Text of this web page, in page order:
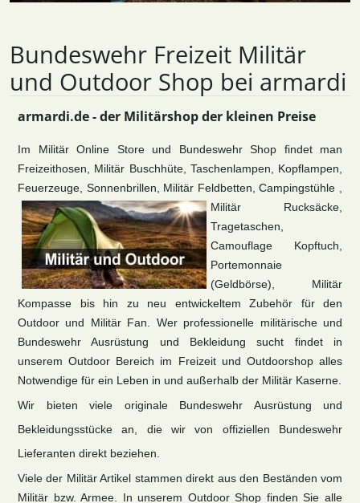
Bundeswehr Freizeit Militär
und Outdoor Shop bei armardi
armardi.de - der Militärshop der kleinen Preise
Im Militär Online Store und Bundeswehr Shop findet man
Freizeithosen, Militär Buschhüte, Taschenlampen, Kopflampen,
Feuerzeuge, Sonnenbrillen, Militär Feldbetten, Campingstühle ,
Militär Rucksäcke,
Tragetaschen,
Camouflage Kopftuch,
Portemonnaie
(Geldbörse), Militär
Kompasse bis hin zu neu entwickeltem Zubehör für den
Outdoor und Militär Fan. Wer professionelle militärische und
Bundeswehr Ausrüstung und Bekleidung sucht findet in
unserem Outdoor Bereich im Freizeit und Outdoorshop alles
Notwendige für ein Leben in und außerhalb der Militär Kaserne.
Wir bieten viele originale Bundeswehr Ausrüstung und
Bekleidungsstücke an, die wir von offiziellen Bundeswehr
Lieferanten direkt beziehen.
Viele der Militär Artikel stammen direkt aus den Beständen vom
Militär bzw. Armee. In unserem Outdoor Shop finden Sie alle